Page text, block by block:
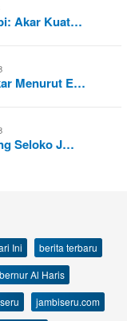
Akar Kuat…
Menurut E…
Seloko J…
Ini
berita terbaru
Al Haris
jambiseru.com